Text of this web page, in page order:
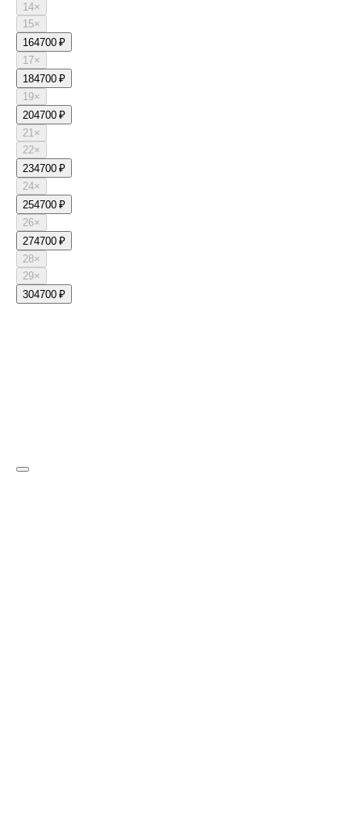
14×
15×
164700 ₽
17×
184700 ₽
19×
204700 ₽
21×
22×
234700 ₽
24×
254700 ₽
26×
274700 ₽
28×
29×
304700 ₽